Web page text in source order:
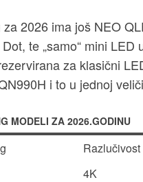
za 2026 ima još NEO
te „samo“ mini
za klasični
i to u jednoj
MODELI ZA 2026.GODINU
Razlučivost
4K